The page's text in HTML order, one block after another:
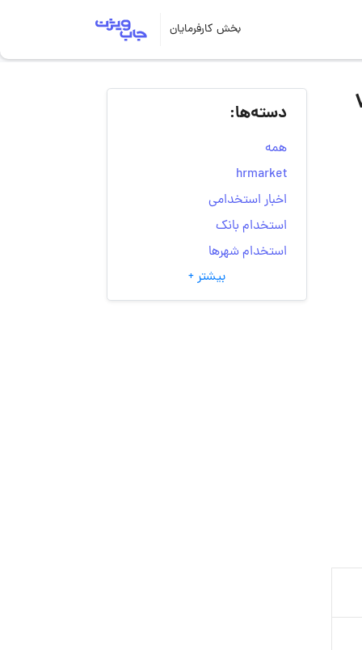
بخش کارفرمایان
طلایی پرشین | ۷ دسته‌ها:
همه
hrmarket
اخبار استخدامی
استخدام بانک
استخدام شهرها
انتخاب مسیر شغلی
به‌روزرسانی‌های سایت
بیشتر +